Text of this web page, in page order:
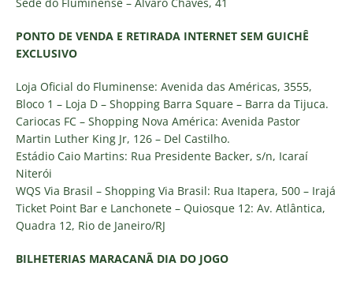
PONTO DE VENDA E RETIRADA INTERNET SEM GUICHÊ
EXCLUSIVO
Loja Oficial do Fluminense: Avenida das Américas, 3555,
Bloco 1 – Loja D – Shopping Barra Square – Barra da Tijuca.
Cariocas FC – Shopping Nova América: Avenida Pastor
Martin Luther King Jr, 126 – Del Castilho.
Estádio Caio Martins: Rua Presidente Backer, s/n, Icaraí
Niterói
WQS Via Brasil – Shopping Via Brasil: Rua Itapera, 500 – Irajá
Ticket Point Bar e Lanchonete – Quiosque 12: Av. Atlântica,
Quadra 12, Rio de Janeiro/RJ
BILHETERIAS MARACANÃ DIA DO JOGO